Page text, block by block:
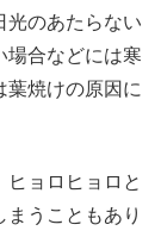
光のあたらない
場合などには寒
葉焼けの原因に
ョロヒョロと
うこともあり